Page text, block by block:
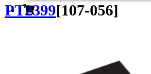
PT2399[107-056]